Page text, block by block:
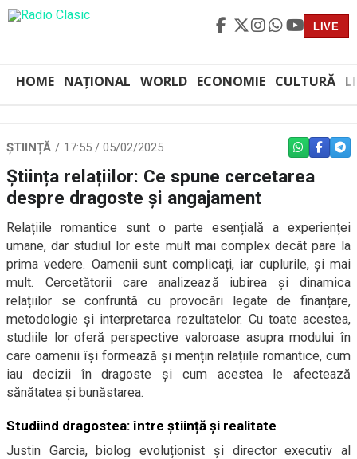
LIVE
HOME NAȚIONAL WORLD ECONOMIE CULTURĂ
ȘTIINȚĂ 17:55 / 05/02/2025 WHATSAPP
Știința relațiilor: Ce spune cercetarea
despre dragoste și angajament
Relațiile romantice sunt o parte esențială a experienței
umane, dar studiul lor este mult mai complex decât pare la
prima vedere. Oamenii sunt complicați, iar cuplurile, și mai
mult. Cercetătorii care analizează iubirea și dinamica
relațiilor se confruntă cu provocări legate de finanțare,
metodologie și interpretarea rezultatelor. Cu toate acestea,
studiile lor oferă perspective valoroase asupra modului în
care oamenii își formează și mențin relațiile romantice, cum
iau decizii în dragoste și cum acestea le afectează
sănătatea și bunăstarea.
Studiind dragostea: între știință și realitate
Justin Garcia, biolog evoluționist și director executiv al